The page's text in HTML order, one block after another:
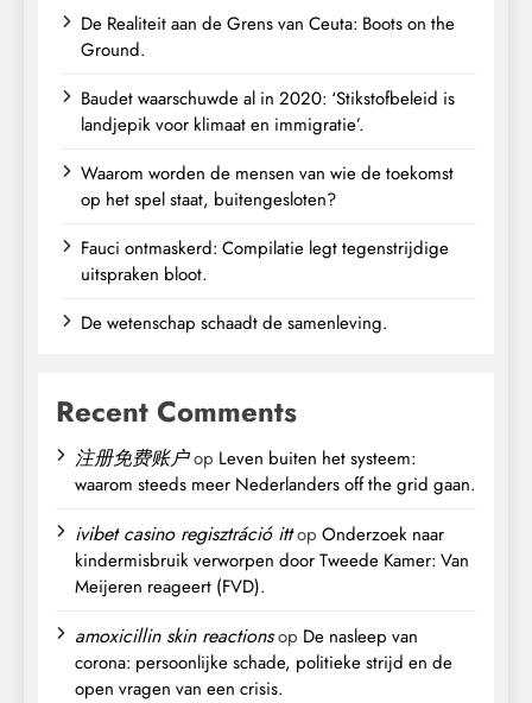
De Realiteit aan de Grens van Ceuta: Boots on the
Ground.
Baudet waarschuwde al in 2020: ‘Stikstofbeleid is
landjepik voor klimaat en immigratie’.
Waarom worden de mensen van wie de toekomst
op het spel staat, buitengesloten?
Fauci ontmaskerd: Compilatie legt tegenstrijdige
uitspraken bloot.
De wetenschap schaadt de samenleving.
Recent Comments
注册免费账户op Leven buiten het systeem:
waarom steeds meer Nederlanders off the grid gaan.
ivibet casino regisztráció ittop Onderzoek naar
kindermisbruik verworpen door Tweede Kamer: Van
Meijeren reageert (FVD).
amoxicillin skin reactionsop De nasleep van
corona: persoonlijke schade, politieke strijd en de
open vragen van een crisis.